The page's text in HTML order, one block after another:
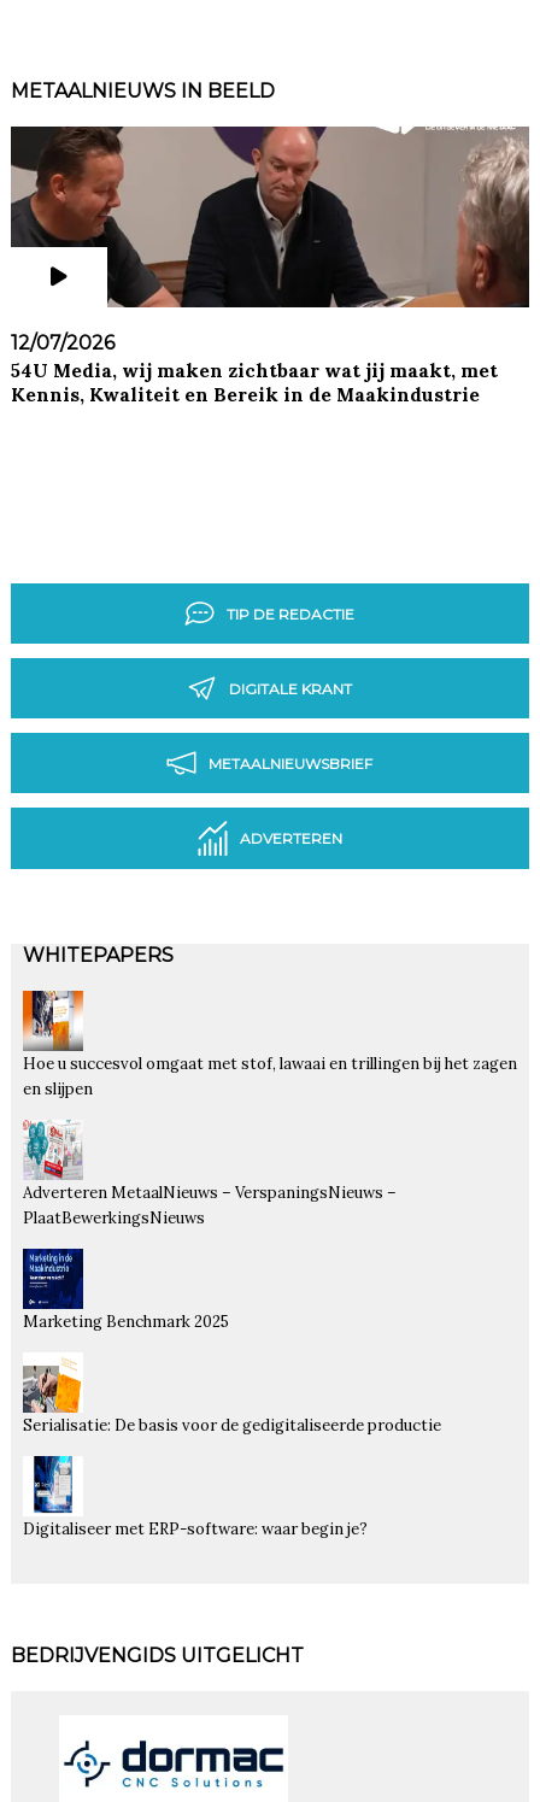
METAALNIEUWS IN BEELD
12/07/2026
54U Media, wij maken zichtbaar wat jij maakt, met
Kennis, Kwaliteit en Bereik in de Maakindustrie
TIP DE REDACTIE
DIGITALE KRANT
METAALNIEUWSBRIEF
ADVERTEREN
WHITEPAPERS
Hoe u succesvol omgaat met stof, lawaai en trillingen bij het zagen
en slijpen
Adverteren MetaalNieuws – VerspaningsNieuws –
PlaatBewerkingsNieuws
Marketing Benchmark 2025
Serialisatie: De basis voor de gedigitaliseerde productie
Digitaliseer met ERP-software: waar begin je?
BEDRIJVENGIDS UITGELICHT